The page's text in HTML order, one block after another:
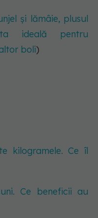
și lămâie, plusul
ideală pentru
boli)
kilogramele. Ce îl
Ce beneficii au